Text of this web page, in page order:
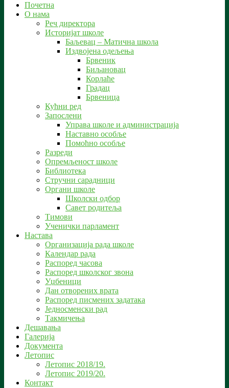
Почетна
О нама
Реч директора
Историјат школе
Баљевац – Матична школа
Издвојена одељења
Брвеник
Биљановац
Корлаће
Градац
Брвеница
Кућни ред
Запослени
Управа школе и администрација
Наставно особље
Помоћно особље
Разреди
Опремљеност школе
Библиотека
Стручни сарадници
Органи школе
Школски одбор
Савет родитеља
Тимови
Ученички парламент
Настава
Организација рада школе
Календар рада
Распоред часова
Распоред школског звона
Уџбеници
Дан отворених врата
Распоред писмених задатака
Једносменски рад
Такмичења
Дешавања
Галерија
Документа
Летопис
Летопис 2018/19.
Летопис 2019/20.
Контакт